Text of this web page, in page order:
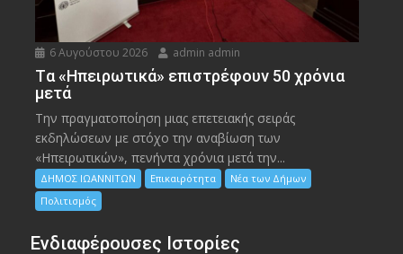
6 Αυγούστου 2026 admin admin
Tα «Ηπειρωτικά» επιστρέφουν 50 χρόνια
μετά
Την πραγματοποίηση μιας επετειακής σειράς
εκδηλώσεων με στόχο την αναβίωση των
«Ηπειρωτικών», πενήντα χρόνια μετά την...
ΔΗΜΟΣ ΙΩΑΝΝΙΤΩΝ Επικαιρότητα
Νέα των Δήμων
Πολιτισμός
Ενδιαφέρουσες Ιστορίες